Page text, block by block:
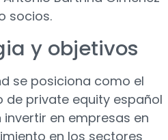
socios.
y objetivos
se posiciona como el
de private equity español
en empresas en
en los sectores